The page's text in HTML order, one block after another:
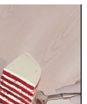
от творога, это
в корне. Девочкам
3/4 чайной
разрыхлителя БЕЗ
муки 1,5 чайной
(топ декор или
1/4 чайной сухого
температуре 160
конвекции примерно
шпажкой